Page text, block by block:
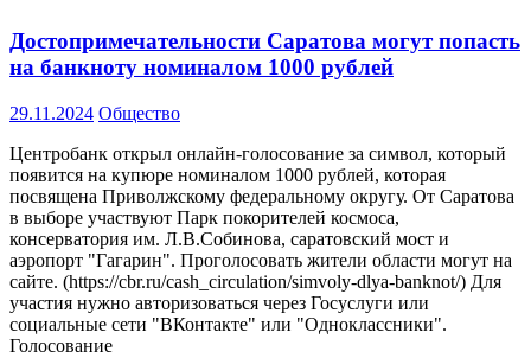
Достопримечательности Саратова могут попасть
на банкноту номиналом 1000 рублей
29.11.2024 Общество
Центробанк открыл онлайн-голосование за символ, который
появится на купюре номиналом 1000 рублей, которая
посвящена Приволжскому федеральному округу. От Саратова
в выборе участвуют Парк покорителей космоса,
консерватория им. Л.В.Собинова, саратовский мост и
аэропорт "Гагарин". Проголосовать жители области могут на
сайте. (https://cbr.ru/cash_circulation/simvoly-dlya-banknot/) Для
участия нужно авторизоваться через Госуслуги или
социальные сети "ВКонтакте" или "Одноклассники".
Голосование